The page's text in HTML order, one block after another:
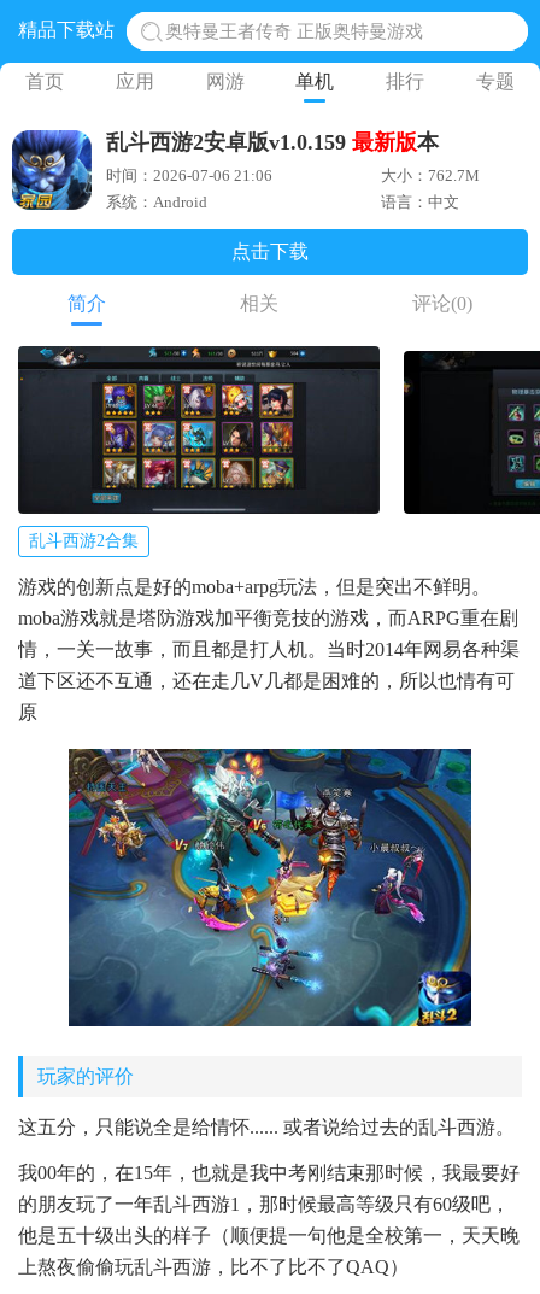
精品下载站
地铁跑酷体验服国际服 地铁跑酷体验服版本
网易光遇手游正版 点亮星空共庆周年
黎明觉醒生机腾讯正版 黎明觉醒生机国际服
蛋仔派对下载 蛋仔派对体验服
奥特曼王者传奇 正版奥特曼游戏
首页 应用 网游 单机 排行 专题
乱斗西游2安卓版v1.0.159 最新版本
时间：2026-07-06 21:06
大小：762.7M
系统：Android
语言：中文
点击下载
简介 相关 评论(0)
乱斗西游2合集
游戏的创新点是好的moba+arpg玩法，但是突出不鲜明。
moba游戏就是塔防游戏加平衡竞技的游戏，而ARPG重在剧
情，一关一故事，而且都是打人机。当时2014年网易各种渠
道下区还不互通，还在走几V几都是困难的，所以也情有可
原
玩家的评价
这五分，只能说全是给情怀...... 或者说给过去的乱斗西游。
我00年的，在15年，也就是我中考刚结束那时候，我最要好
的朋友玩了一年乱斗西游1，那时候最高等级只有60级吧，
他是五十级出头的样子（顺便提一句他是全校第一，天天晚
上熬夜偷偷玩乱斗西游，比不了比不了QAQ）